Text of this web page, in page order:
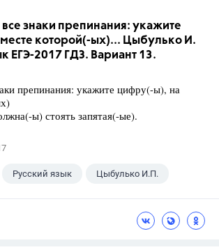
все знаки препинания: укажите
которой(-ых)... Цыбулько И.
ЕГЭ-2017 ГДЗ. Вариант 13.
препинания: укажите цифру(-ы), на
ы) стоять запятая(-ые).
Русский язык Цыбулько И.П.